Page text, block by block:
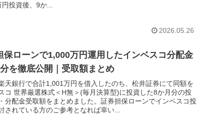
投資後、9か...
2026.05.26
保ローンで1,000万円運用したインベスコ分配金
を徹底公開｜受取額まとめ
天銀行で合計1,001万円を借入したのち、松井証券にて同額を
コ 世界厳選株式＜H無＞(毎月決算型)に投資した8か月分の投
分配金受取額をまとめました。証券担保ローンでインベスコ投
されている方のご参考となれば幸い...